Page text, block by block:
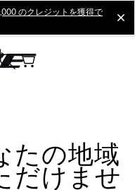
のクレジットを獲得で
たの地域
だけませ